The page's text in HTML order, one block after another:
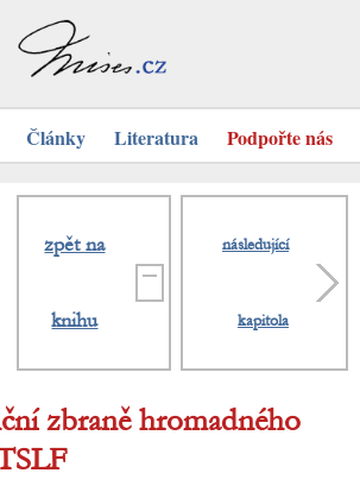
Články Literatura Podpořte nás
zpět na
knihu
následující
kapitola
zbraně hromadného